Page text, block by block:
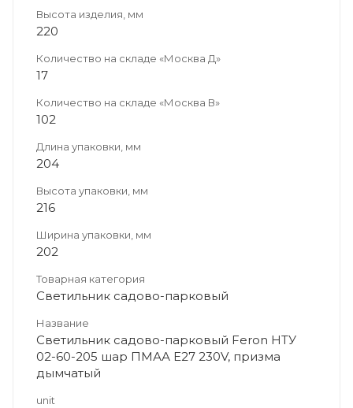
Высота изделия, мм
220
Количество на складе «Москва Д»
17
Количество на складе «Москва В»
102
Длина упаковки, мм
204
Высота упаковки, мм
216
Ширина упаковки, мм
202
Товарная категория
Светильник садово-парковый
Название
Светильник садово-парковый Feron НТУ
02-60-205 шар ПМАА E27 230V, призма
дымчатый
unit